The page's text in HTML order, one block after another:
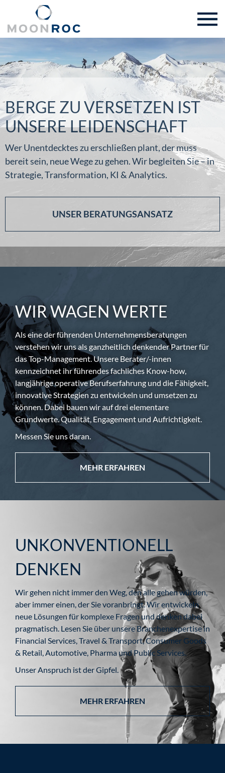
BERGE ZU VERSETZEN IST
UNSERE LEIDENSCHAFT
Wer Unentdecktes zu erschließen plant, der muss
bereit sein, neue Wege zu gehen. Wir begleiten Sie – in
Strategie, Transformation, KI & Analytics.
UNSER BERATUNGSANSATZ
WIR WAGEN WERTE
Als eine der führenden Unternehmensberatungen
verstehen wir uns als ganzheitlich denkender Partner für
das Top-Management. Unsere Berater/-innen
kennzeichnet ihr führendes fachliches Know-how,
langjährige operative Berufserfahrung und die Fähigkeit,
innovative Strategien zu entwickeln und umsetzen zu
können. Dabei bauen wir auf drei elementare
Grundwerte. Qualität, Engagement und Aufrichtigkeit.
Messen Sie uns daran.
MEHR ERFAHREN
UNKONVENTIONELL
DENKEN
Wir gehen nicht immer den Weg, den alle gehen würden,
aber immer einen, der Sie voranbringt. Wir entwickeln
neue Lösungen für komplexe Fragen und denken dabei
pragmatisch. Lesen Sie über unsere Branchenexpertise in
Financial Services, Travel & Transport, Consumer Goods
& Retail, Automotive, Pharma und Public Services.
Unser Anspruch ist der Gipfel.
MEHR ERFAHREN